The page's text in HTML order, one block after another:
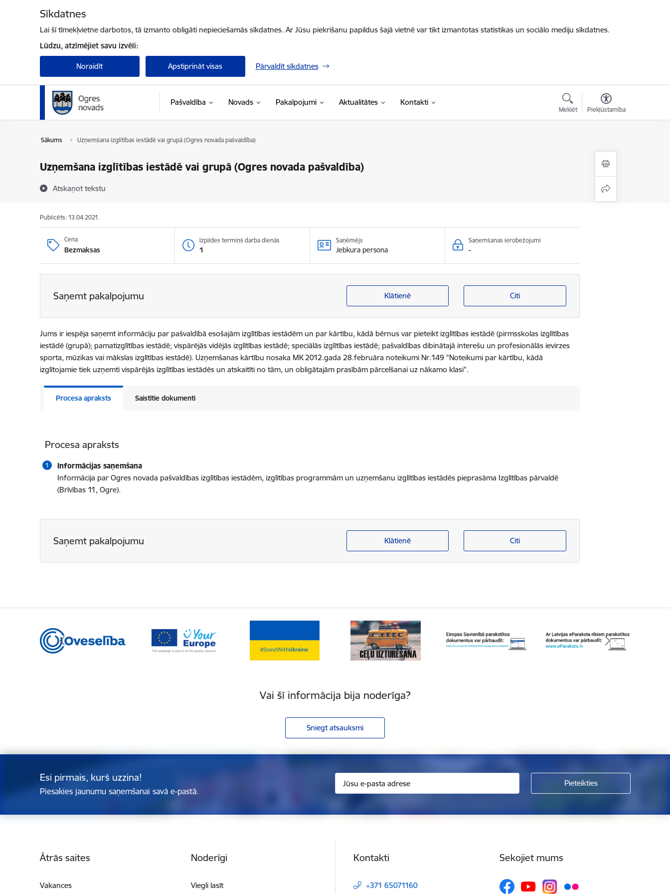
Sīkdatnes
Lai šī tīmekļvietne darbotos, tā izmanto obligāti nepieciešamās sīkdatnes. Ar Jūsu piekrišanu papildus šajā vietnē var tikt izmantotas statistikas un sociālo mediju sīkdatnes.
Lūdzu, atzīmējiet savu izvēli:
Noraidīt Apstiprināt visas Pārvaldīt sīkdatnes
Pašvaldība Novads Pakalpojumi Aktualitātes Kontakti
Meklēt Piekļūstamība
Sākums Uzņemšana izglītības iestādē vai grupā (Ogres novada pašvaldība)
Uzņemšana izglītības iestādē vai grupā (Ogres novada pašvaldība)
Atskaņot tekstu
Publicēts: 13.04.2021.
Cena
Bezmaksas
Izpildes termiņš darba dienās
1
Saņēmējs
Jebkura persona
Saņemšanas ierobežojumi
-
Saņemt pakalpojumu Klātienē Citi
Jums ir iespēja saņemt informāciju par pašvaldībā esošajām izglītības iestādēm un par kārtību, kādā bērnus var pieteikt izglītības iestādē (pirmsskolas izglītības
iestādē (grupā); pamatizglītības iestādē; vispārējās vidējās izglītības iestādē; speciālās izglītības iestādē; pašvaldības dibinātajā interešu un profesionālās ievirzes
sporta, mūzikas vai mākslas izglītības iestādē). Uzņemšanas kārtību nosaka MK 2012.gada 28.februāra noteikumi Nr.149 "Noteikumi par kārtību, kādā
izglītojamie tiek uzņemti vispārējās izglītības iestādēs un atskaitīti no tām, un obligātajām prasībām pārcelšanai uz nākamo klasi".
Procesa apraksts Saistītie dokumenti
Procesa apraksts
Informācijas saņemšana
Informācija par Ogres novada pašvaldības izglītības iestādēm, izglītības programmām un uzņemšanu izglītības iestādēs pieprasāma Izglītības pārvaldē
(Brīvības 11, Ogre).
Saņemt pakalpojumu Klātienē Citi
Vai šī informācija bija noderīga?
Sniegt atsauksmi
Esi pirmais, kurš uzzina!
Piesakies jaunumu saņemšanai savā e-pastā.
Ātrās saites
Vakances
Noderīgi
Viegli lasīt
Kontakti
+371 65071160
Sekojiet mums